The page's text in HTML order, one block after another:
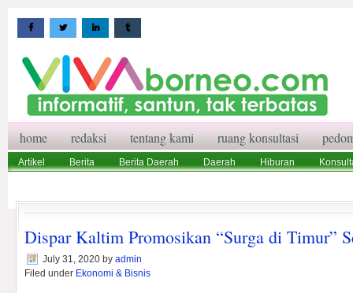
home redaksi tentang kami ruang konsultasi
Artikel Berita Berita Daerah Daerah Hiburan
Dispar Kaltim Promosikan “Surga di Timur”
July 31, 2020 by admin
Filed under Ekonomi & Bisnis